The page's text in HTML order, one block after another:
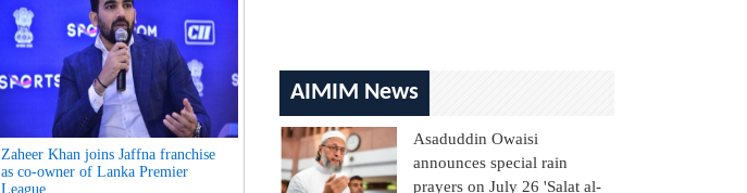
Zaheer Khan joins Jaffna franchise
as co-owner of Lanka Premier
League...
AIMIM News
Asaduddin Owaisi
announces special rain
prayers on July 26 'Salat al-